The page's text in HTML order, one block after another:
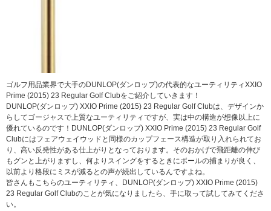
ゴルフ用品業界で大手のDUNLOP(ダンロップ)の代表的なユーティリティXXIO
Prime (2015) 23 Regular Golf Clubをご紹介していきます！
DUNLOP(ダンロップ) XXIO Prime (2015) 23 Regular Golf Clubは、デザインか
らしてゴージャスで上質なユーティリティですが、実は中の構造が想像以上に
優れているのです！DUNLOP(ダンロップ) XXIO Prime (2015) 23 Regular Golf
Clubにはフェアウェイウッドと同様のカップフェース構造が取り入れられてお
り、高い反発性がある仕上がりとなっております。そのおかげで飛距離の伸び
もグンと上がりますし、何よりスイングをするときにボールの捕まりが良く、
以前より格段にミスが減るとの声が続出しているんですよね。
皆さんもこちらのユーティリティ、DUNLOP(ダンロップ) XXIO Prime (2015)
23 Regular Golf Clubのことが気になりましたら、手に取って試してみてくださ
い。